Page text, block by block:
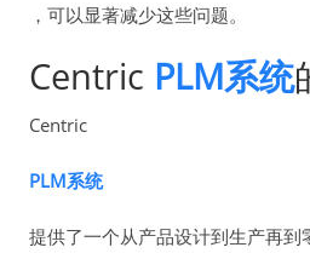
，可以显著减少这些问题。
Centric PLM系统
Centric
PLM系统
提供了一个从产品设计到生产再到